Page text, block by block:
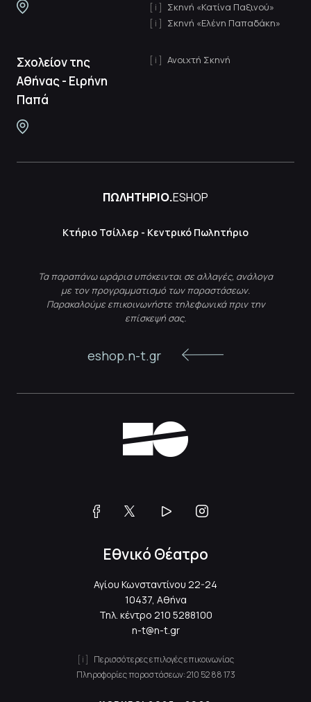
Σκηνή «Κατίνα Παξινού»
Σκηνή «Ελένη Παπαδάκη»
Σχολείον της
Αθήνας - Ειρήνη
Παπά
Ανοιχτή Σκηνή
ΠΩΛΗΤΗΡΙΟ.ESHOP
Κτήριο Τσίλλερ - Κεντρικό Πωλητήριο
Τα παραπάνω ωράρια υπόκεινται σε αλλαγές, ανάλογα
με τον προγραμματισμό των παραστάσεων.
Παρακαλούμε επικοινωνήστε τηλεφωνικά πριν την
επίσκεψή σας.
eshop.n-t.gr
Εθνικό Θέατρο
Αγίου Κωνσταντίνου 22-24
10437, Αθήνα
Τηλ. κέντρο 210 5288100
n-t@n-t.gr
Περισσότερες επιλογές επικοινωνίας
Πληροφορίες παραστάσεων:210 52 88 173